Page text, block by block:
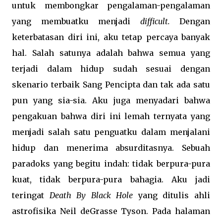
untuk membongkar pengalaman-pengalaman
yang membuatku menjadi difficult. Dengan
keterbatasan diri ini, aku tetap percaya banyak
hal. Salah satunya adalah bahwa semua yang
terjadi dalam hidup sudah sesuai dengan
skenario terbaik Sang Pencipta dan tak ada satu
pun yang sia-sia. Aku juga menyadari bahwa
pengakuan bahwa diri ini lemah ternyata yang
menjadi salah satu penguatku dalam menjalani
hidup dan menerima absurditasnya. Sebuah
paradoks yang begitu indah: tidak berpura-pura
kuat, tidak berpura-pura bahagia. Aku jadi
teringat Death By Black Holeyang ditulis ahli
astrofisika Neil deGrasse Tyson.Pada halaman